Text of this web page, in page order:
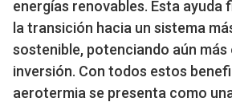
energías renovables. Esta ayuda
la transición hacia un sistema
sostenible, potenciando aún
inversión. Con todos estos
aerotermia se presenta como